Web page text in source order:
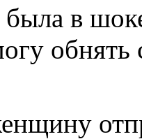
была в
обнять